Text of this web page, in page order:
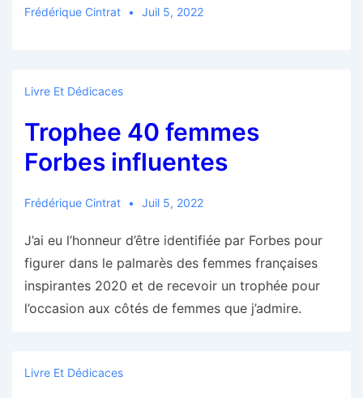
Frédérique Cintrat Juil 5, 2022
Livre Et Dédicaces
Trophee 40 femmes
Forbes influentes
Frédérique Cintrat Juil 5, 2022
J’ai eu l’honneur d’être identifiée par Forbes pour
figurer dans le palmarès des femmes françaises
inspirantes 2020 et de recevoir un trophée pour
l’occasion aux côtés de femmes que j’admire.
Livre Et Dédicaces